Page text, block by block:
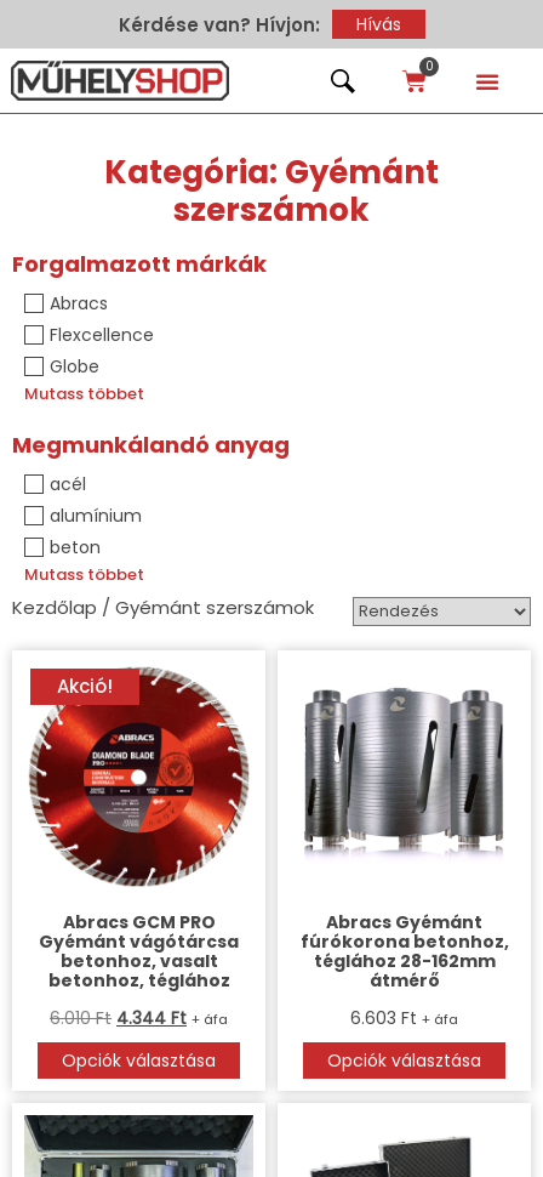
Kérdése van? Hívjon: Hívás
0
Kategória: Gyémánt
szerszámok
Kezdőlap / Gyémánt szerszámok
Akció!
Abracs GCM PRO
Gyémánt vágótárcsa
betonhoz, vasalt
betonhoz, téglához
6.010Ft 4.344 Ft + áfa
Opciók választása
Abracs Gyémánt
fúrókorona betonhoz,
téglához 28-162mm
átmérő
6.603 Ft + áfa
Opciók választása
Forgalmazott márkák
Abracs
Flexcellence
Globe
Mutass többet
Megmunkálandó anyag
acél
alumínium
beton
Mutass többet